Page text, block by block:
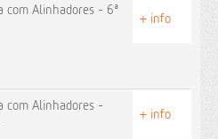
com Alinhadores - 6ª
+ info
com Alinhadores -
+ info